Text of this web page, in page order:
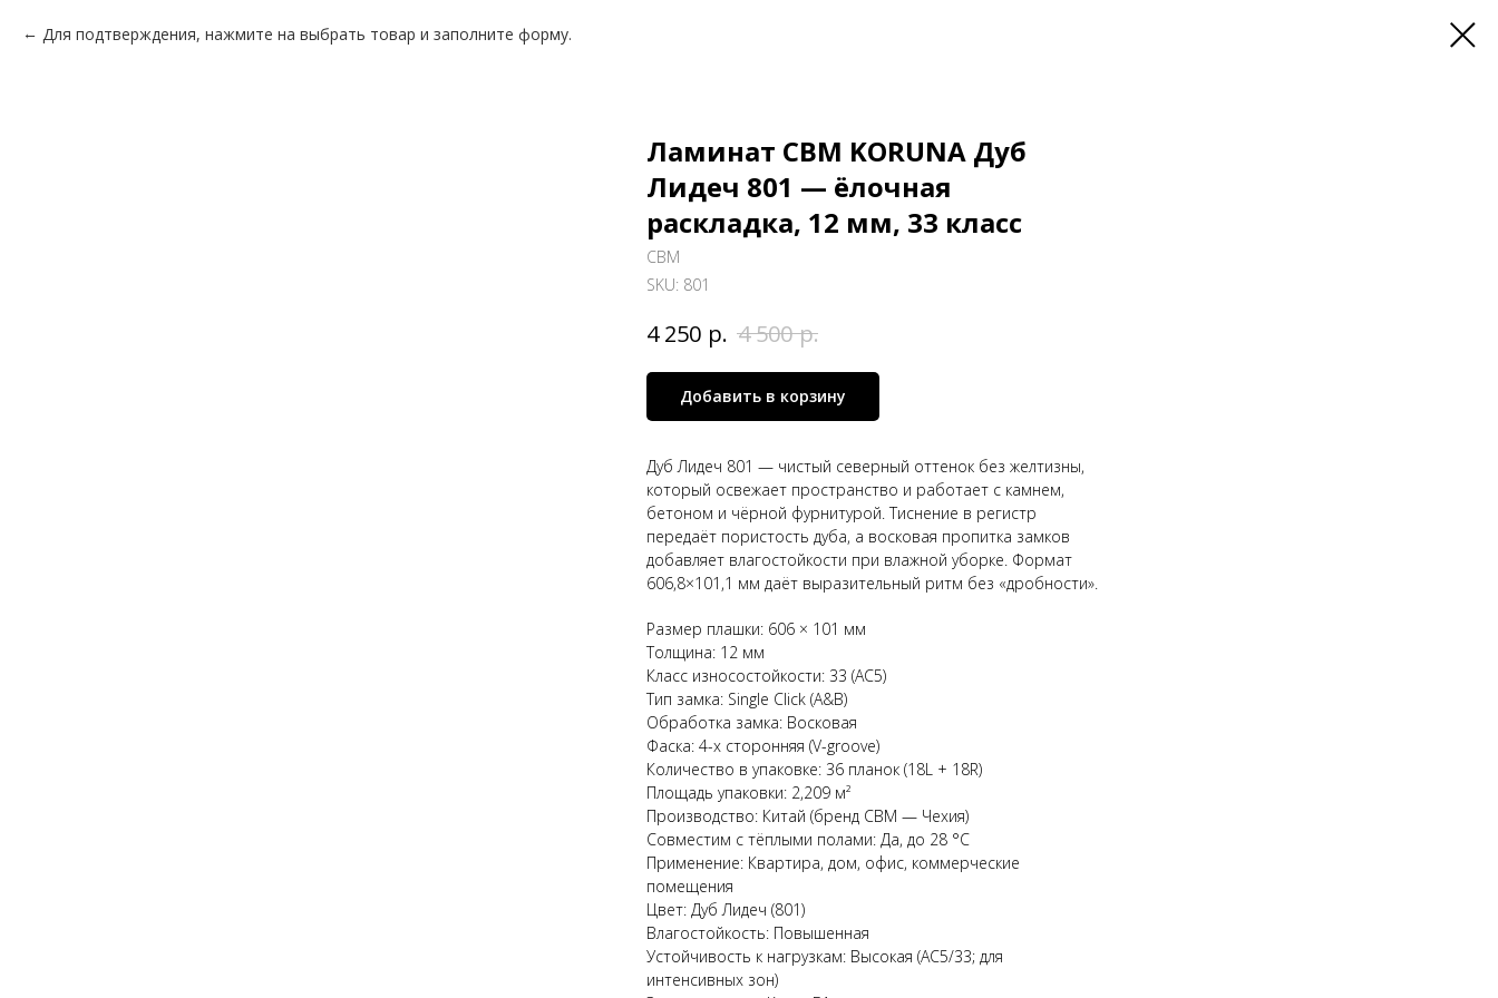
Для подтверждения, нажмите на выбрать товар и заполните форму.
Ламинат CBM KORUNA Дуб
Лидеч 801 — ёлочная
раскладка, 12 мм, 33 класс
CBM
SKU: 801
4 250 р. 4 500 р.
Добавить в корзину
Дуб Лидеч 801 — чистый северный оттенок без желтизны,
который освежает пространство и работает с камнем,
бетоном и чёрной фурнитурой. Тиснение в регистр
передаёт пористость дуба, а восковая пропитка замков
добавляет влагостойкости при влажной уборке. Формат
606,8×101,1 мм даёт выразительный ритм без «дробности».
Размер плашки: 606 × 101 мм
Толщина: 12 мм
Класс износостойкости: 33 (AC5)
Тип замка: Single Click (A&B)
Обработка замка: Восковая
Фаска: 4-х сторонняя (V-groove)
Количество в упаковке: 36 планок (18L + 18R)
Площадь упаковки: 2,209 м²
Производство: Китай (бренд CBM — Чехия)
Совместим с тёплыми полами: Да, до 28 °C
Применение: Квартира, дом, офис, коммерческие
помещения
Цвет: Дуб Лидеч (801)
Влагостойкость: Повышенная
Устойчивость к нагрузкам: Высокая (AC5/33; для
интенсивных зон)